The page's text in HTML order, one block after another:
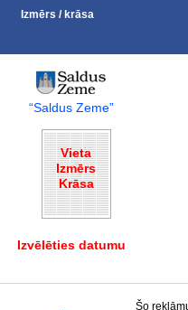
Izmērs / krāsa
“Saldus Zeme”
Vieta
Izmērs
Krāsa
Izvēlēties datumu
Šo